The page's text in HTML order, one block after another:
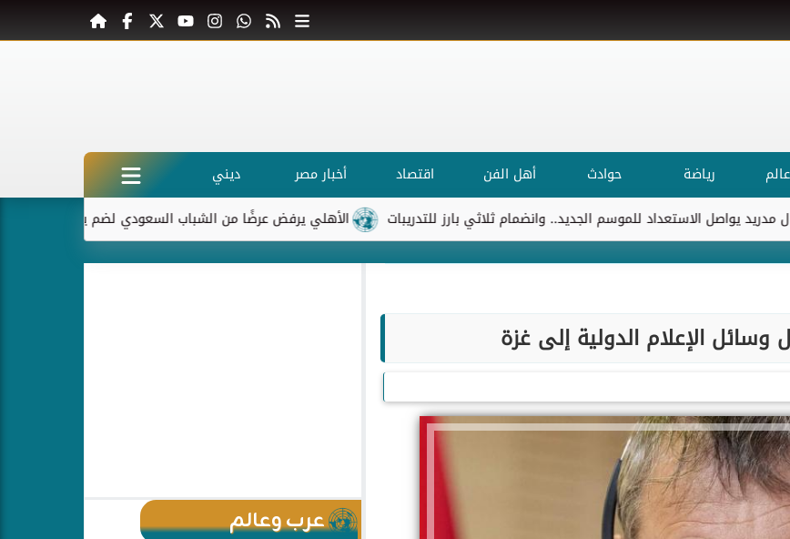
رياضة حوادث أهل الفن اقتصاد أخبار مصر
ديني
الأهلي يرفض عرضًا من الشباب السعودي لضم ياسر إبراهيم الاستعداد للموسم الجديد.. وانضمام ثلاثي بارز للتدريبات
وسائل الإعلام الدولية إلى غزة
عرب وعالم